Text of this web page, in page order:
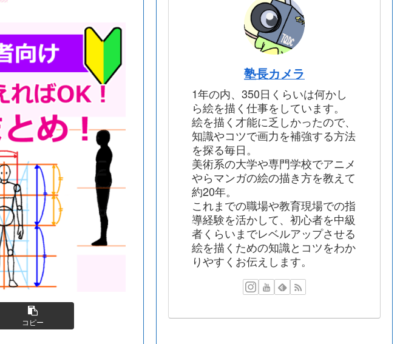
コピー
塾長カメラ
1年の内、350日くらいは何かし
ら絵を描く仕事をしています。
絵を描く才能に乏しかったので、
知識やコツで画力を補強する方法
を探る毎日。
美術系の大学や専門学校でアニメ
やらマンガの絵の描き方を教えて
約20年。
これまでの職場や教育現場での指
導経験を活かして、初心者を中級
者くらいまでレベルアップさせる
絵を描くための知識とコツをわか
りやすくお伝えします。